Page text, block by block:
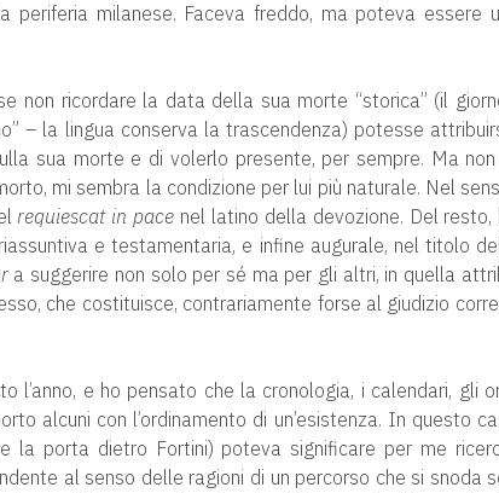
periferia milanese. Faceva freddo, ma poteva essere
non ricordare la data della sua morte “storica” (il
– la lingua conserva la trascendenza) potesse
sua morte e di volerlo presente, per sempre. Ma
mi sembra la condizione per lui più naturale. Nel
requiescat in pace nel latino della devozione. Del resto,
e testamentaria, e infine augurale, nel titolo
a suggerire non solo per sé ma per gli altri, in quella
che costituisce, contrariamente forse al giudizio
l’anno, e ho pensato che la cronologia, i calendari, gli
alcuni con l’ordinamento di un’esistenza. In questo
la porta dietro Fortini) poteva significare per me
al senso delle ragioni di un percorso che si snoda